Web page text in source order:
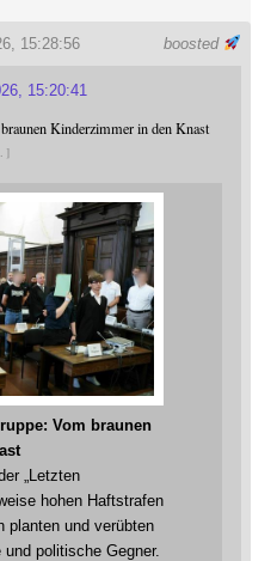
boosted
15:28:56
15:20:41
Kinderzimmer in den Knast
Vom braunen
„Letzten
hohen Haftstrafen
planten und verübten
politische Gegner.